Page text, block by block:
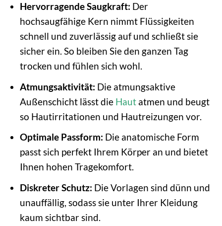
Hervorragende Saugkraft: Der
hochsaugfähige Kern nimmt Flüssigkeiten
schnell und zuverlässig auf und schließt sie
sicher ein. So bleiben Sie den ganzen Tag
trocken und fühlen sich wohl.
Atmungsaktivität: Die atmungsaktive
Außenschicht lässt die Hautatmen und beugt
so Hautirritationen und Hautreizungen vor.
Optimale Passform: Die anatomische Form
passt sich perfekt Ihrem Körper an und bietet
Ihnen hohen Tragekomfort.
Diskreter Schutz: Die Vorlagen sind dünn und
unauffällig, sodass sie unter Ihrer Kleidung
kaum sichtbar sind.